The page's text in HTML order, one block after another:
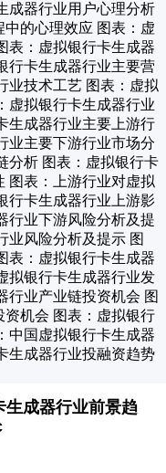
成器行业用户心理分析
的心理效应 图表：虚
表：虚拟银行卡生成器
行卡生成器行业主要营
业技术工艺 图表：虚拟
虚拟银行卡生成器行业
生成器行业主要上游行
业主要下游行业市场分
分析 图表：虚拟银行卡
图表：上游行业对虚拟
行卡生成器行业上游影
行业下游风险分析及提
业风险分析及提示 图
表：虚拟银行卡生成器
拟银行卡生成器行业发
行业产业链投资机会 图
机会 图表：虚拟银行
中国虚拟银行卡生成器
生成器行业投融资趋势